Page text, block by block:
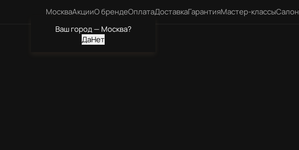
Москва
Ваш город — Москва?
АкцииО брендеОплатаДоставкаГарантияМастер-классыСалон